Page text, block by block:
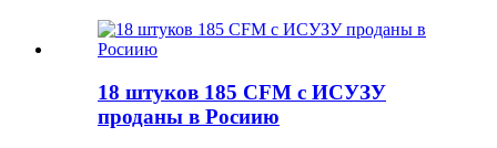
18 штуков 185 CFM с ИСУЗУ
проданы в Росиию